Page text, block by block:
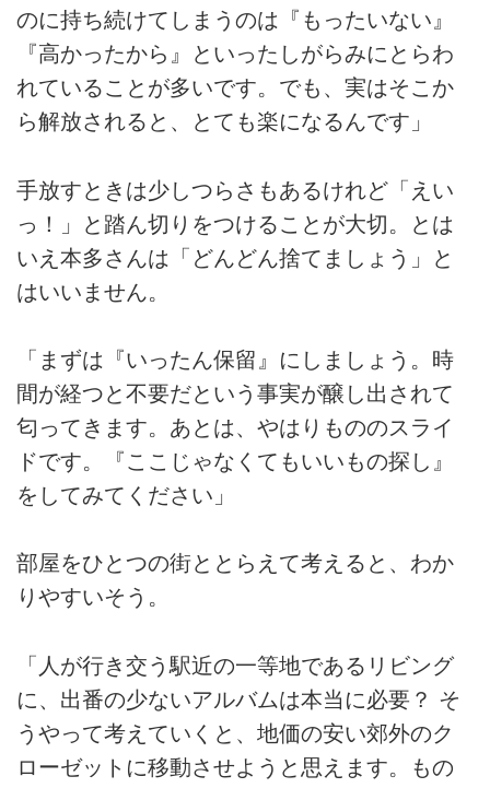
のに持ち続けてしまうのは『もったいない』
『高かったから』といったしがらみにとらわ
れていることが多いです。でも、実はそこか
ら解放されると、とても楽になるんです」
手放すときは少しつらさもあるけれど「えい
っ！」と踏ん切りをつけることが大切。とは
いえ本多さんは「どんどん捨てましょう」と
はいいません。
「まずは『いったん保留』にしましょう。時
間が経つと不要だという事実が醸し出されて
匂ってきます。あとは、やはりもののスライ
ドです。『ここじゃなくてもいいもの探し』
をしてみてください」
部屋をひとつの街ととらえて考えると、わか
りやすいそう。
「人が行き交う駅近の一等地であるリビング
に、出番の少ないアルバムは本当に必要？ そ
うやって考えていくと、地価の安い郊外のク
ローゼットに移動させようと思えます。もの